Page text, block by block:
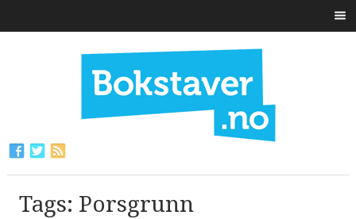
Tags: Porsgrunn